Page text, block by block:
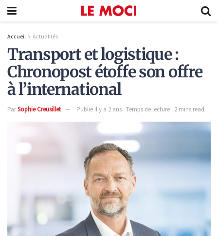
Accueil Actualités
Transport et logistique :
Chronopost étoffe son offre
à l’international
ParSophie Creusillet Publié il y a 2 ans Temps de lecture : 2 mins read